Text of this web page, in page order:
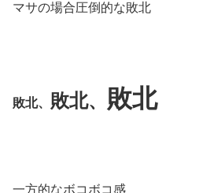
マサの場合圧倒的な敗北
敗北、 敗北、 敗北
一方的なボコボコ感